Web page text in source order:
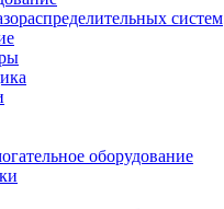
систем
оборудование